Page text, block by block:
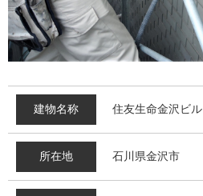
建物名称 住友生命金沢ビル
所在地 石川県金沢市